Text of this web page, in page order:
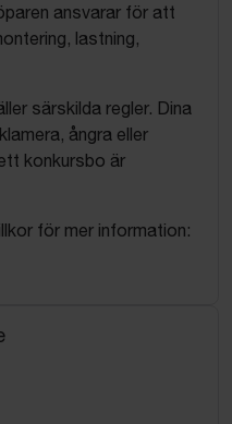
ansvarar för att
lastning,
särskilda regler. Dina
ångra eller
konkursbo är
för mer information: